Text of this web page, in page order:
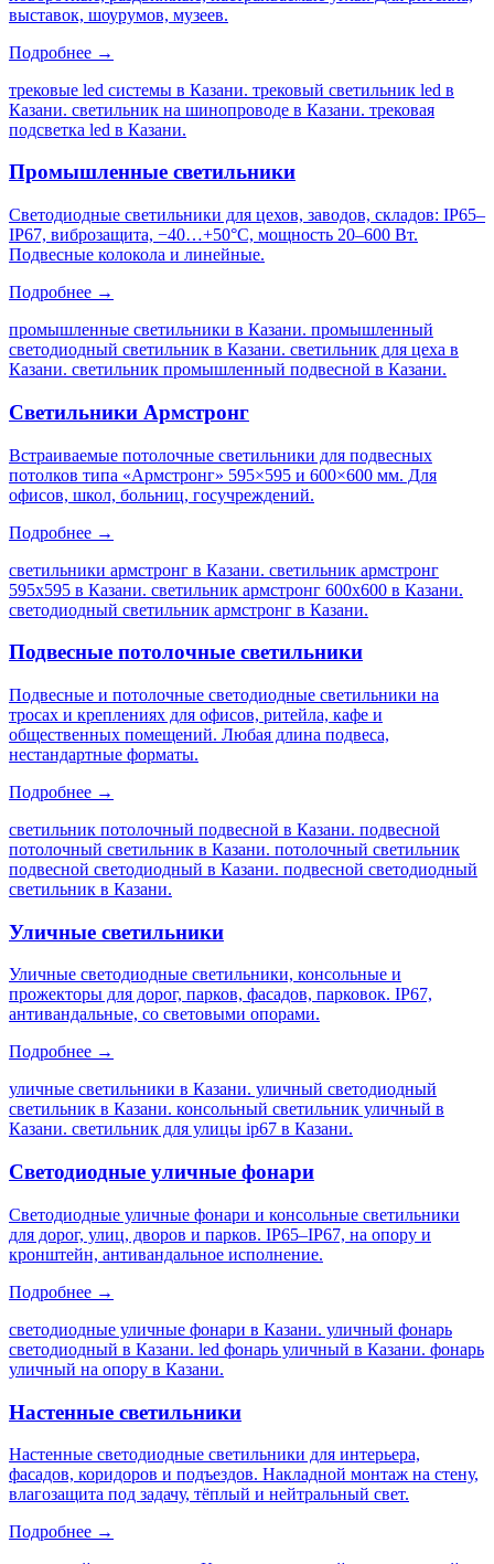
выставок, шоурумов, музеев.
Подробнее →
трековые led системы в Казани. трековый светильник led в
Казани. светильник на шинопроводе в Казани. трековая
подсветка led в Казани.
Промышленные светильники
Светодиодные светильники для цехов, заводов, складов: IP65–
IP67, виброзащита, −40…+50°C, мощность 20–600 Вт.
Подвесные колокола и линейные.
Подробнее →
промышленные светильники в Казани. промышленный
светодиодный светильник в Казани. светильник для цеха в
Казани. светильник промышленный подвесной в Казани.
Светильники Армстронг
Встраиваемые потолочные светильники для подвесных
потолков типа «Армстронг» 595×595 и 600×600 мм. Для
офисов, школ, больниц, госучреждений.
Подробнее →
светильники армстронг в Казани. светильник армстронг
595х595 в Казани. светильник армстронг 600х600 в Казани.
светодиодный светильник армстронг в Казани.
Подвесные потолочные светильники
Подвесные и потолочные светодиодные светильники на
тросах и креплениях для офисов, ритейла, кафе и
общественных помещений. Любая длина подвеса,
нестандартные форматы.
Подробнее →
светильник потолочный подвесной в Казани. подвесной
потолочный светильник в Казани. потолочный светильник
подвесной светодиодный в Казани. подвесной светодиодный
светильник в Казани.
Уличные светильники
Уличные светодиодные светильники, консольные и
прожекторы для дорог, парков, фасадов, парковок. IP67,
антивандальные, со световыми опорами.
Подробнее →
уличные светильники в Казани. уличный светодиодный
светильник в Казани. консольный светильник уличный в
Казани. светильник для улицы ip67 в Казани.
Светодиодные уличные фонари
Светодиодные уличные фонари и консольные светильники
для дорог, улиц, дворов и парков. IP65–IP67, на опору и
кронштейн, антивандальное исполнение.
Подробнее →
светодиодные уличные фонари в Казани. уличный фонарь
светодиодный в Казани. led фонарь уличный в Казани. фонарь
уличный на опору в Казани.
Настенные светильники
Настенные светодиодные светильники для интерьера,
фасадов, коридоров и подъездов. Накладной монтаж на стену,
влагозащита под задачу, тёплый и нейтральный свет.
Подробнее →